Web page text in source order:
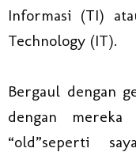
Informasi (TI)
Technology (IT).
Bergaul dengan
dengan
“old”seperti